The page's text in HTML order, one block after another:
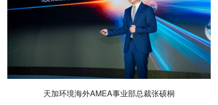
天加环境海外AMEA事业部总裁张硕桐